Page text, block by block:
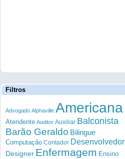
Filtros
Advogado Alphaville Americana
Atendente Auditor Auxiliar Balconista
Barão Geraldo Bilingue
Computação Contador Desenvolvedor
Designer Enfermagem Ensino